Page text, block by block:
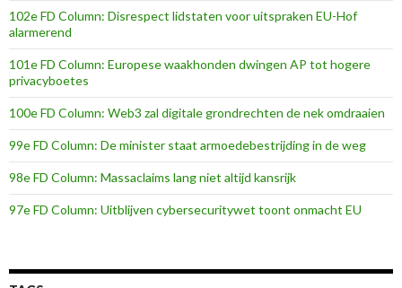
102e FD Column: Disrespect lidstaten voor uitspraken EU-Hof
alarmerend
101e FD Column: Europese waakhonden dwingen AP tot hogere
privacyboetes
100e FD Column: Web3 zal digitale grondrechten de nek omdraaien
99e FD Column: De minister staat armoedebestrijding in de weg
98e FD Column: Massaclaims lang niet altijd kansrijk
97e FD Column: Uitblijven cybersecuritywet toont onmacht EU